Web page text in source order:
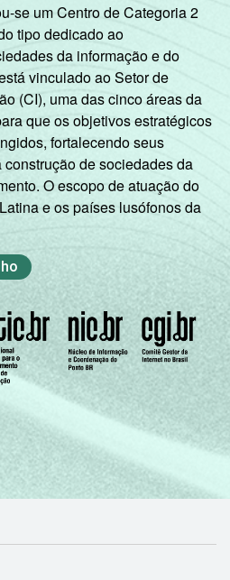
se um Centro de Categoria 2
tipo dedicado ao
da informação e do
vinculado ao Setor de
(CI), uma das cinco áreas da
que os objetivos estratégicos
fortalecendo seus
de sociedades da
O escopo de atuação do
e os países lusófonos da